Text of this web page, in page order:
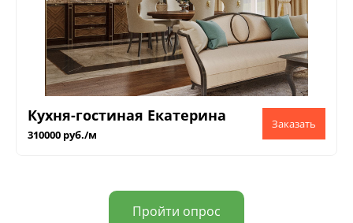
Кухня-гостиная Екатерина
310000 руб./м
Пройти опрос